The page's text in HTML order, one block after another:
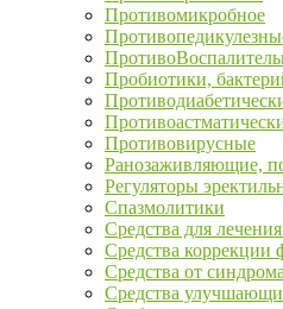
Противомикробное
Пробиотики,
Противовирусные
Ранозаживляющие,
Регуляторы
Спазмолитики
Средства для
Средства коррекции
Средства от
Средства